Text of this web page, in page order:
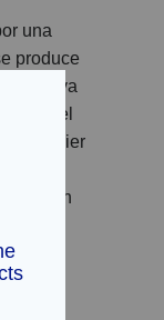
una
produce
que ya
Es el
cualquier
los
pueden
les